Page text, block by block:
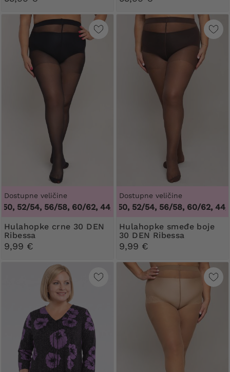
Dostupne veličine
54, 56/58, 60/62,44/46, 48/50, 52/54, 56/58, 60/62
Hulahopke crne 30 DEN
Ribessa
9,99 €
Dostupne veličine
44/46, 48/50, 52/54, 56/58, 60/62,44/46,
Hulahopke smeđe boje
30 DEN Ribessa
9,99 €